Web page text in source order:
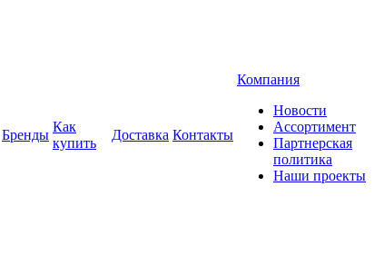
Бренды
Как
купить
Доставка Контакты
Компания
Новости
Ассортимент
Партнерская
политика
Наши проекты